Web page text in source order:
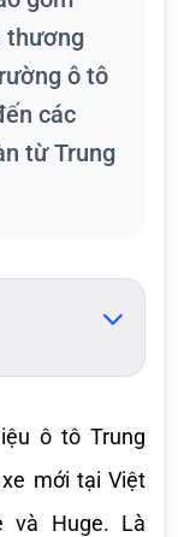
thương
ô tô
các
từ Trung
ô tô Trung
mới tại Việt
và Huge. Là